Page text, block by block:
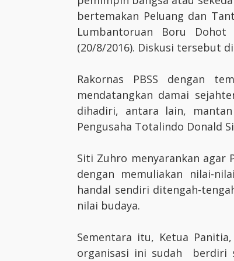
bertemakan Peluang dan
Lumbantoruan Boru Dohot
(20/8/2016). Diskusi tersebut
Rakornas PBSS dengan
mendatangkan damai
dihadiri, antara lain,
Pengusaha Totalindo Donald
Siti Zuhro menyarankan agar
dengan memuliakan nilai-
handal sendiri ditengah-
nilai budaya.
Sementara itu, Ketua
organisasi ini sudah berdiri